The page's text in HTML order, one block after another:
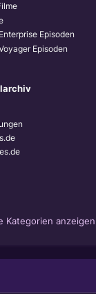
Episoden
Episoden
Kategorien anzeigen